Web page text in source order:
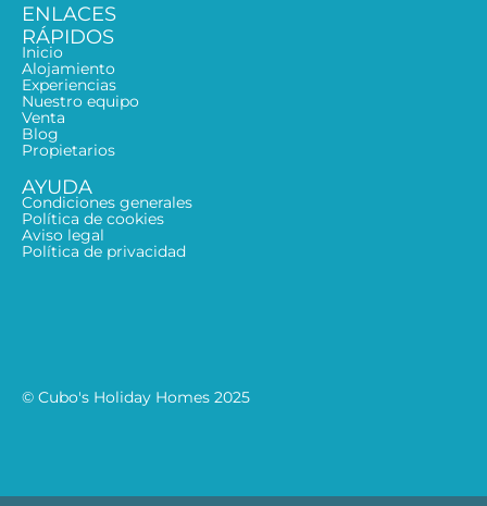
ENLACES
RÁPIDOS
Inicio
Alojamiento
Experiencias
Nuestro equipo
Venta
Blog
Propietarios
AYUDA
Condiciones generales
Política de cookies
Aviso legal
Política de privacidad
© Cubo's Holiday Homes 2025